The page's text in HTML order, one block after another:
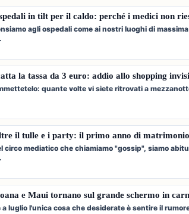
in tilt per il caldo: perché i medici non
agli ospedali come ai nostri luoghi di
la tassa da 3 euro: addio allo shopping
quante volte vi siete ritrovati a
il tulle e i party: il primo anno di
circo mediatico che chiamiamo "gossip", siamo
e Maui tornano sul grande schermo in
a luglio l'unica cosa che desiderate è sentire il